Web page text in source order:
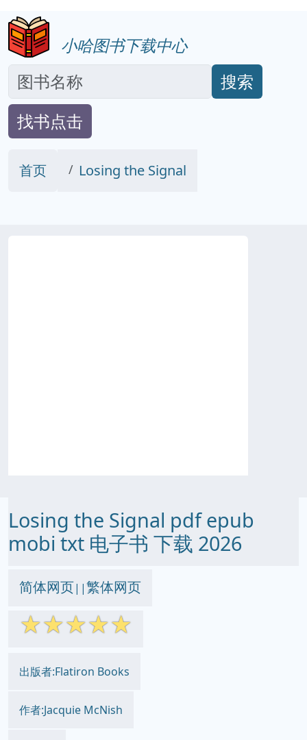
小哈图书下载中心
搜索
找书点击
首页 Losing the Signal
Losing the Signal pdf epub
mobi txt 电子书 下载 2026
简体网页||繁体网页
☆☆☆☆☆
出版者:Flatiron Books
作者:Jacquie McNish